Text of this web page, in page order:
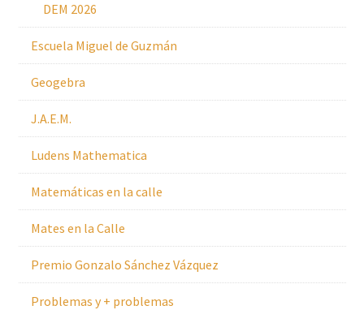
DEM 2026
Escuela Miguel de Guzmán
Geogebra
J.A.E.M.
Ludens Mathematica
Matemáticas en la calle
Mates en la Calle
Premio Gonzalo Sánchez Vázquez
Problemas y + problemas